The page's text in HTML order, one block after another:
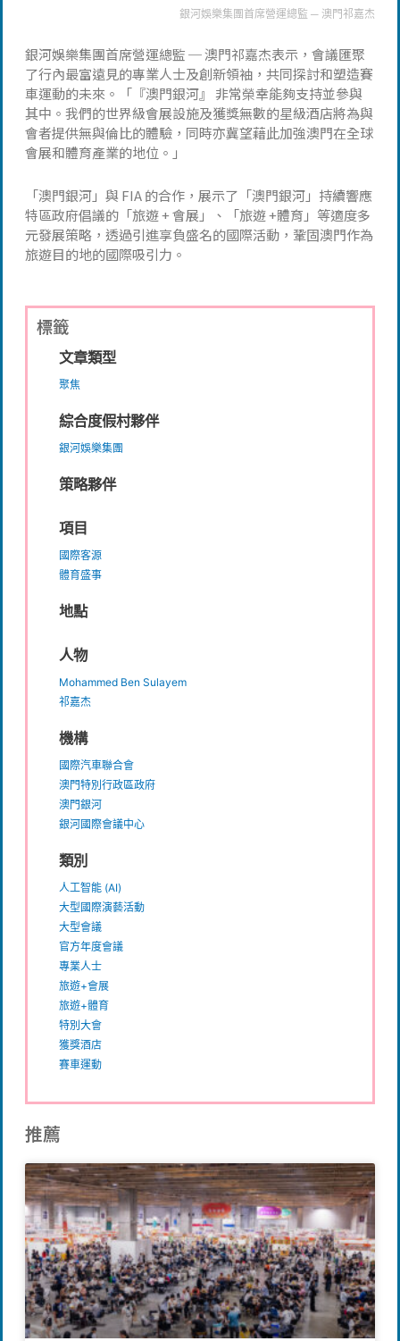
銀河娛樂集團首席營運總監 ─ 澳門祁嘉杰
銀河娛樂集團首席營運總監 ─ 澳門祁嘉杰表示，會議匯聚
了行內最富遠見的專業人士及創新領袖，共同探討和塑造賽
車運動的未來。「『澳門銀河』 非常榮幸能夠支持並參與
其中。我們的世界級會展設施及獲獎無數的星級酒店將為與
會者提供無與倫比的體驗，同時亦冀望藉此加強澳門在全球
會展和體育產業的地位。」
「澳門銀河」與 FIA 的合作，展示了「澳門銀河」持續響應
特區政府倡議的「旅遊 + 會展」、「旅遊 +體育」等適度多
元發展策略，透過引進享負盛名的國際活動，鞏固澳門作為
旅遊目的地的國際吸引力。
標籤
文章類型
聚焦
綜合度假村夥伴
銀河娛樂集團
策略夥伴
項目
國際客源
體育盛事
地點
人物
Mohammed Ben Sulayem
祁嘉杰
機構
國際汽車聯合會
澳門特別行政區政府
澳門銀河
銀河國際會議中心
類別
人工智能 (AI)
大型國際演藝活動
大型會議
官方年度會議
專業人士
旅遊+會展
旅遊+體育
特別大會
獲獎酒店
賽車運動
推薦